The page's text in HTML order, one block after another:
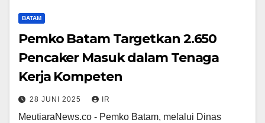
BATAM
Pemko Batam Targetkan 2.650
Pencaker Masuk dalam Tenaga
Kerja Kompeten
28 JUNI 2025 IR
MeutiaraNews.co - Pemko Batam, melalui Dinas